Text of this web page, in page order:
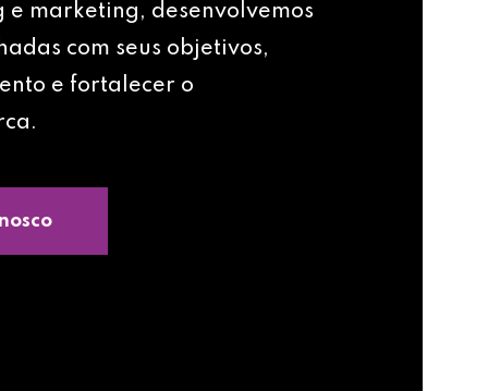
marketing, desenvolvemos
com seus objetivos,
e fortalecer o